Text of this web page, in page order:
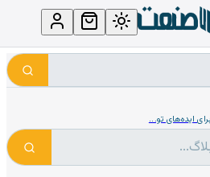
ایده‌های تو...